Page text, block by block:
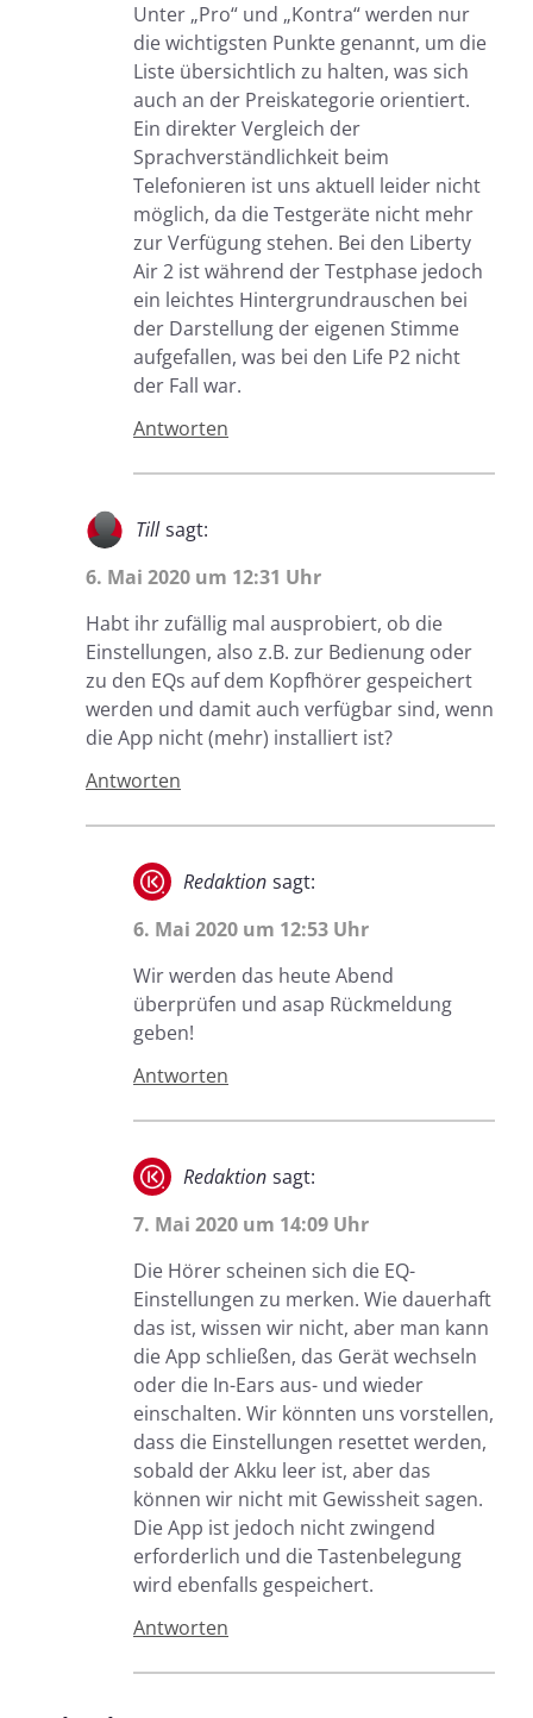
Unter „Pro“ und „Kontra“ werden nur
die wichtigsten Punkte genannt, um die
Liste übersichtlich zu halten, was sich
auch an der Preiskategorie orientiert.
Ein direkter Vergleich der
Sprachverständlichkeit beim
Telefonieren ist uns aktuell leider nicht
möglich, da die Testgeräte nicht mehr
zur Verfügung stehen. Bei den Liberty
Air 2 ist während der Testphase jedoch
ein leichtes Hintergrundrauschen bei
der Darstellung der eigenen Stimme
aufgefallen, was bei den Life P2 nicht
der Fall war.
Antworten
Till sagt:
6. Mai 2020 um 12:31 Uhr
Habt ihr zufällig mal ausprobiert, ob die
Einstellungen, also z.B. zur Bedienung oder
zu den EQs auf dem Kopfhörer gespeichert
werden und damit auch verfügbar sind, wenn
die App nicht (mehr) installiert ist?
Antworten
Redaktion sagt:
6. Mai 2020 um 12:53 Uhr
Wir werden das heute Abend
überprüfen und asap Rückmeldung
geben!
Antworten
Redaktion sagt:
7. Mai 2020 um 14:09 Uhr
Die Hörer scheinen sich die EQ-
Einstellungen zu merken. Wie dauerhaft
das ist, wissen wir nicht, aber man kann
die App schließen, das Gerät wechseln
oder die In-Ears aus- und wieder
einschalten. Wir könnten uns vorstellen,
dass die Einstellungen resettet werden,
sobald der Akku leer ist, aber das
können wir nicht mit Gewissheit sagen.
Die App ist jedoch nicht zwingend
erforderlich und die Tastenbelegung
wird ebenfalls gespeichert.
Antworten